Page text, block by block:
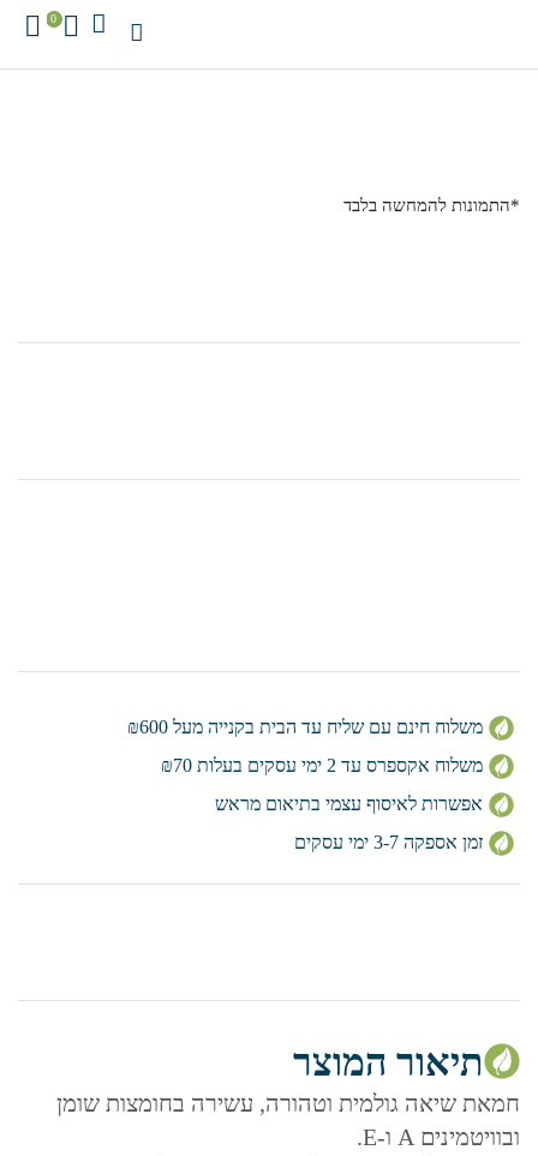
0
*התמונות להמחשה בלבד
משלוח חינם עם שליח עד הבית בקנייה מעל ₪600
משלוח אקספרס עד 2 ימי עסקים בעלות ₪70
אפשרות לאיסוף עצמי בתיאום מראש
זמן אספקה 3-7 ימי עסקים
תיאור המוצר
חמאת שיאה גולמית וטהורה, עשירה בחומצות שומן
ובוויטמינים A ו-E.